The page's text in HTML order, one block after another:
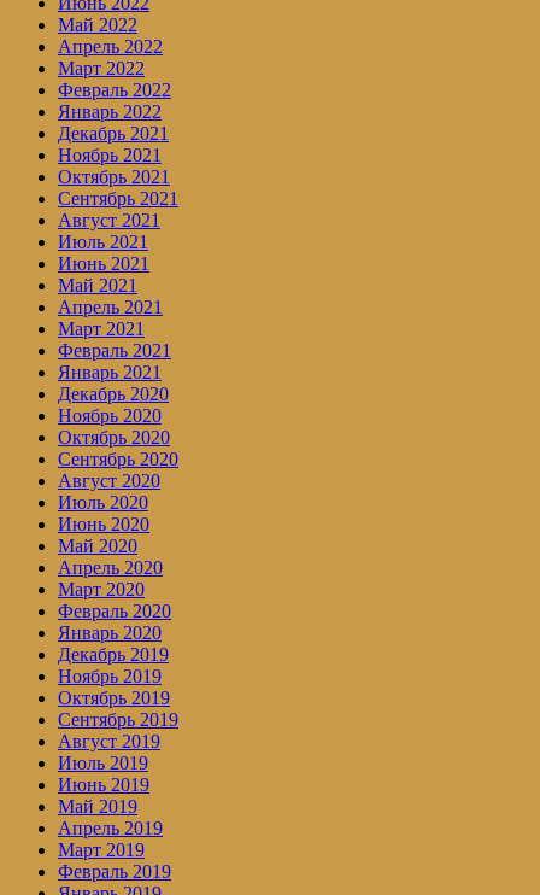
Май 2022
Апрель 2022
Март 2022
Февраль 2022
Январь 2022
Декабрь 2021
Ноябрь 2021
Октябрь 2021
Сентябрь 2021
Август 2021
Июль 2021
Июнь 2021
Май 2021
Апрель 2021
Март 2021
Февраль 2021
Январь 2021
Декабрь 2020
Ноябрь 2020
Октябрь 2020
Сентябрь 2020
Август 2020
Июль 2020
Июнь 2020
Май 2020
Апрель 2020
Март 2020
Февраль 2020
Январь 2020
Декабрь 2019
Ноябрь 2019
Октябрь 2019
Сентябрь 2019
Август 2019
Июль 2019
Июнь 2019
Май 2019
Апрель 2019
Март 2019
Февраль 2019